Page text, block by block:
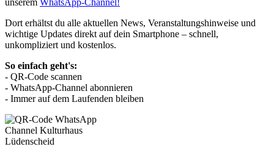
Dort erhältst du alle aktuellen News, Veranstaltungshinweise und
wichtige Updates direkt auf dein Smartphone – schnell,
unkompliziert und kostenlos.
So einfach geht's:
- QR-Code scannen
- WhatsApp-Channel abonnieren
- Immer auf dem Laufenden bleiben